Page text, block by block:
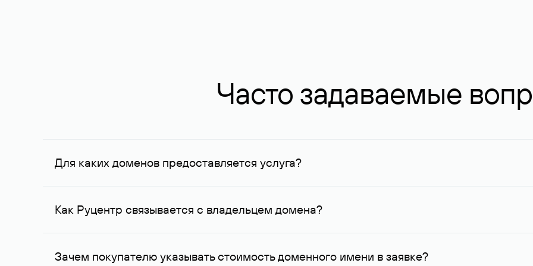
Часто задаваемые
Для каких доменов предоставляется услуга?
Услуга доступна для доменов, зарегистрированных в Руцентре и у других регистраторов. Для доменов,
Как Руцентр связывается с владельцем домена?
Для связи с владельцем домена используются его контактные данные, доступные Руцентру.
Зачем покупателю указывать стоимость доменного имени в заявке?